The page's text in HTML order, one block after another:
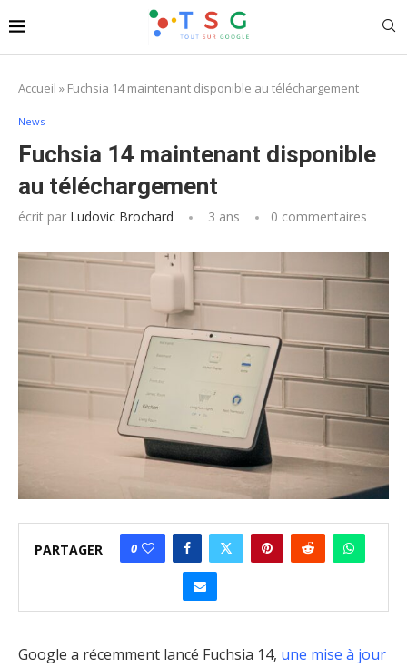
Accueil » Fuchsia 14 maintenant disponible au téléchargement
News
Fuchsia 14 maintenant disponible
au téléchargement
écrit par Ludovic Brochard 3 ans 0 commentaires
PARTAGER 0
Google a récemment lancé Fuchsia 14, une mise à jour